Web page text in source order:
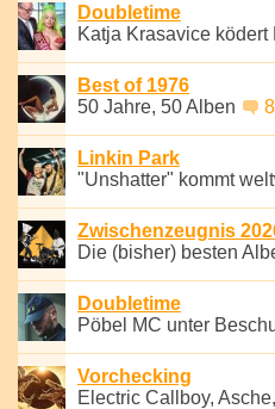
Doubletime
Katja Krasavice ködert
Best of 1976
50 Jahre, 50 Alben
8
Linkin Park
"Unshatter" kommt
Zwischenzeugnis
Die (bisher) besten
Doubletime
Pöbel MC unter
Vorchecking
Electric Callboy,